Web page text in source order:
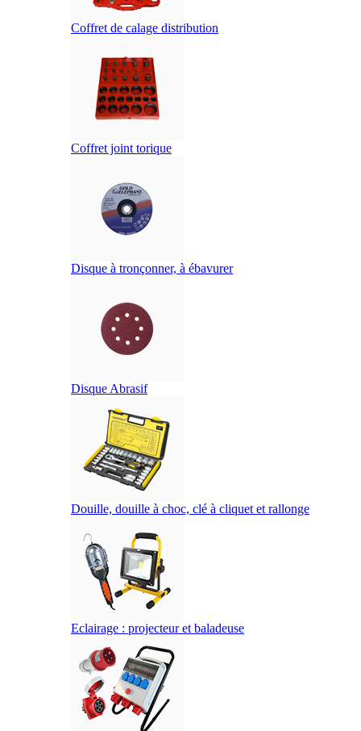
Coffret de calage distribution
Coffret joint torique
Disque à tronçonner, à ébavurer
Disque Abrasif
Douille, douille à choc, clé à cliquet et rallonge
Eclairage : projecteur et baladeuse